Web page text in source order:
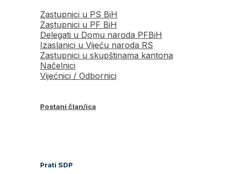
Zastupnici u PS BiH
Zastupnici u PF BiH
Delegati u Domu naroda PFBiH
Izaslanici u Vijeću naroda RS
Zastupnici u skupštinama kantona
Načelnici
Vijećnici / Odbornici
Postani član/ica
Prati SDP